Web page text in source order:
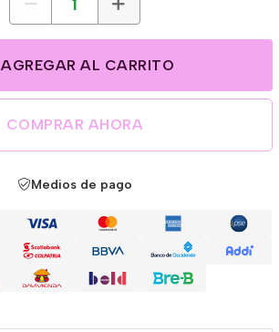
AGREGAR AL CARRITO
COMPRAR AHORA
Medios de pago